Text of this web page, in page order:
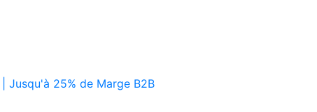
Jusqu'à 25% de Marge B2B